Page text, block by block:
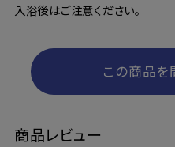
入浴後はご注意ください。
この商品を
商品レビュー